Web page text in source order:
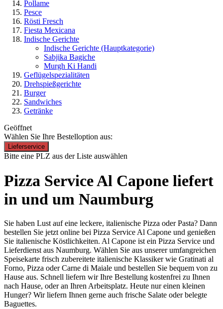
Pollame
Pesce
Rösti Fresch
Fiesta Mexicana
Indische Gerichte
Indische Gerichte (Hauptkategorie)
Sabjika Bagiche
Murgh Ki Handi
Geflügelspezialitäten
Drehspießgerichte
Burger
Sandwiches
Getränke
Geöffnet
Wählen Sie Ihre Bestelloption aus:
Lieferservice
Bitte eine PLZ aus der Liste auswählen
Pizza Service Al Capone liefert
in und um Naumburg
Sie haben Lust auf eine leckere, italienische Pizza oder Pasta? Dann
bestellen Sie jetzt online bei Pizza Service Al Capone und genießen
Sie italienische Köstlichkeiten. Al Capone ist ein Pizza Service und
Lieferdienst aus Naumburg. Wählen Sie aus unserer umfangreichen
Speisekarte frisch zubereitete italienische Klassiker wie Gratinati al
Forno, Pizza oder Carne di Maiale und bestellen Sie bequem von zu
Hause aus. Schnell liefern wir Ihre Bestellung kostenfrei zu Ihnen
nach Hause, oder an Ihren Arbeitsplatz. Heute nur einen kleinen
Hunger? Wir liefern Ihnen gerne auch frische Salate oder belegte
Baguettes.